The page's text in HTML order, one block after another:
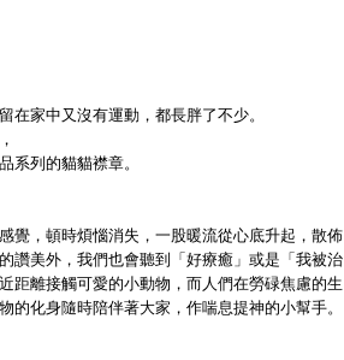
在家中又沒有運動，都長胖了不少。
系列的貓貓襟章。
覺，頓時煩惱消失，一股暖流從心底升起，散佈
讚美外，我們也會聽到「好療癒」或是「我被治
距離接觸可愛的小動物，而人們在勞碌焦慮的生
化身隨時陪伴著大家，作喘息提神的小幫手。